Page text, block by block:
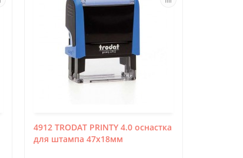
4912 TRODAT PRINTY 4.0 оснастка
для штампа 47х18мм